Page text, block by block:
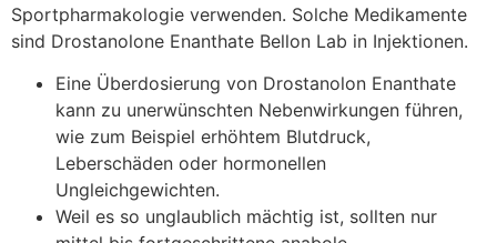
Sportpharmakologie verwenden. Solche Medikamente
sind Drostanolone Enanthate Bellon Lab in Injektionen.
Eine Überdosierung von Drostanolon Enanthate
kann zu unerwünschten Nebenwirkungen führen,
wie zum Beispiel erhöhtem Blutdruck,
Leberschäden oder hormonellen
Ungleichgewichten.
Weil es so unglaublich mächtig ist, sollten nur